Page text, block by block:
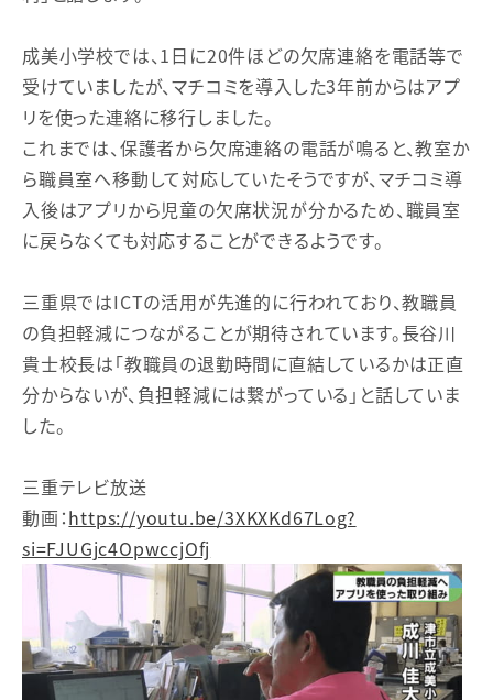
成美小学校では、1日に20件ほどの欠席連絡を電話等で
受けていましたが、マチコミを導入した3年前からはアプ
リを使った連絡に移行しました。
これまでは、保護者から欠席連絡の電話が鳴ると、教室か
ら職員室へ移動して対応していたそうですが、マチコミ導
入後はアプリから児童の欠席状況が分かるため、職員室
に戻らなくても対応することができるようです。
三重県ではICTの活用が先進的に行われており、教職員
の負担軽減につながることが期待されています。長谷川
貴士校長は「教職員の退勤時間に直結しているかは正直
分からないが、負担軽減には繋がっている」と話していま
した。
三重テレビ放送
動画：https://youtu.be/3XKXKd67Log?
si=FJUGjc4OpwccjOfj